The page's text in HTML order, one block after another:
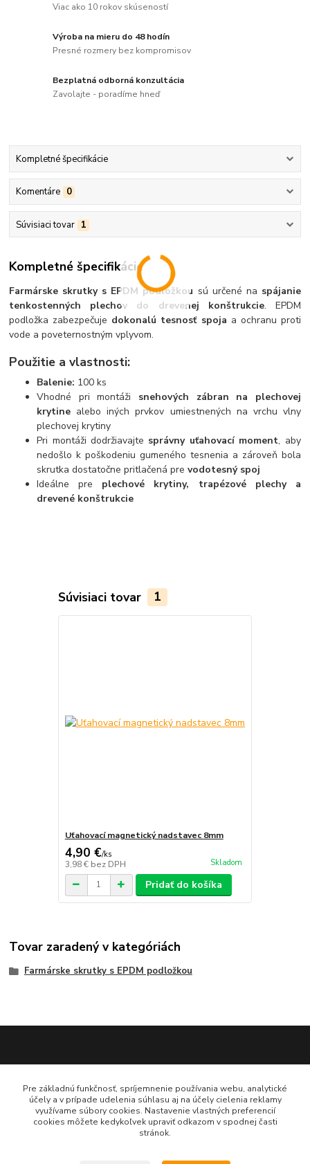
Viac ako 10 rokov skúseností
Výroba na mieru do 48 hodín
Presné rozmery bez kompromisov
Bezplatná odborná konzultácia
Zavolajte - poradíme hneď
Kompletné špecifikácie
Komentáre 0
Súvisiaci tovar 1
Kompletné špecifikácie
Farmárske skrutky s EPDM podložkou sú určené na spájanie
tenkostenných plechov do drevenej konštrukcie. EPDM
podložka zabezpečuje dokonalú tesnosť spoja a ochranu proti
vode a poveternostným vplyvom.
Použitie a vlastnosti:
Balenie: 100 ks
Vhodné pri montáži snehových zábran na plechovej
krytine alebo iných prvkov umiestnených na vrchu vlny
plechovej krytiny
Pri montáži dodržiavajte správny uťahovací moment, aby
nedošlo k poškodeniu gumeného tesnenia a zároveň bola
skrutka dostatočne pritlačená prevodotesný spoj
Ideálne pre plechové krytiny, trapézové plechy a
drevené konštrukcie
Súvisiaci tovar 1
Uťahovací magnetický nadstavec 8mm
4,90 €/ks
3,98 € bez DPH Skladom
Pridať do košíka
Tovar zaradený v kategóriách
Farmárske skrutky s EPDM podložkou
0948 484 313
Po-Pia 7:30-16:00 hod
doplnkykstrecham@gmail.com
Pre základnú funkčnosť, spríjemnenie používania webu, analytické
účely a v prípade udelenia súhlasu aj na účely cielenia reklamy
využívame súbory cookies. Nastavenie vlastných preferencií
cookies môžete kedykoľvek upraviť odkazom v spodnej časti
stránok.